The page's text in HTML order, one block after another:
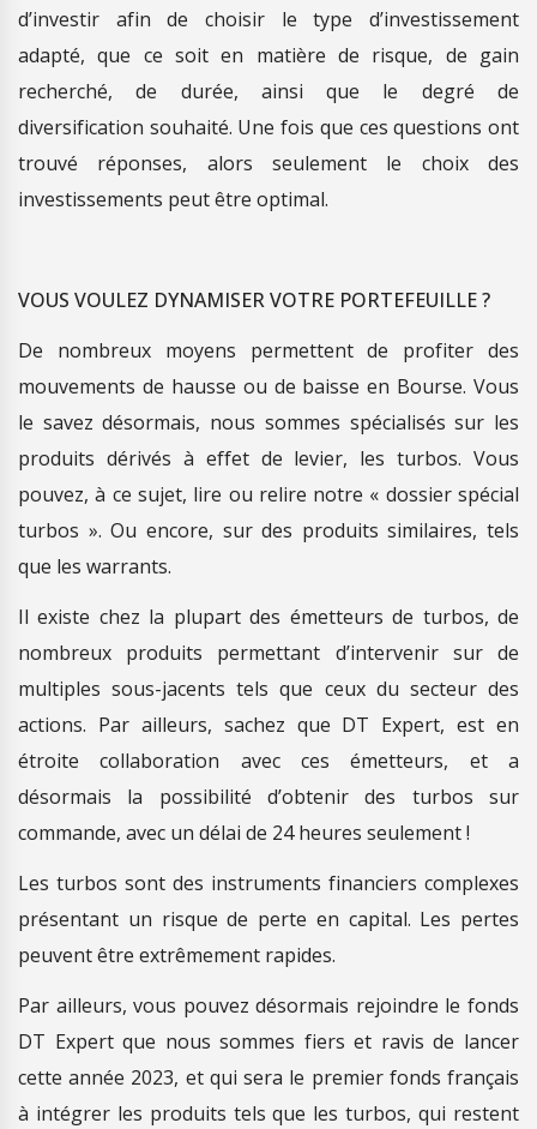
d’investir afin de choisir le type d’investissement
adapté, que ce soit en matière de risque, de gain
recherché, de durée, ainsi que le degré de
diversification souhaité. Une fois que ces questions ont
trouvé réponses, alors seulement le choix des
investissements peut être optimal.
VOUS VOULEZ DYNAMISER VOTRE PORTEFEUILLE ?
De nombreux moyens permettent de profiter des
mouvements de hausse ou de baisse en Bourse. Vous
le savez désormais, nous sommes spécialisés sur les
produits dérivés à effet de levier, les turbos. Vous
pouvez, à ce sujet, lire ou relire notre « dossier spécial
turbos ». Ou encore, sur des produits similaires, tels
que les warrants.
Il existe chez la plupart des émetteurs de turbos, de
nombreux produits permettant d’intervenir sur de
multiples sous-jacents tels que ceux du secteur des
actions. Par ailleurs, sachez que DT Expert, est en
étroite collaboration avec ces émetteurs, et a
désormais la possibilité d’obtenir des turbos sur
commande, avec un délai de 24 heures seulement !
Les turbos sont des instruments financiers complexes
présentant un risque de perte en capital. Les pertes
peuvent être extrêmement rapides.
Par ailleurs, vous pouvez désormais rejoindre le fonds
DT Expert que nous sommes fiers et ravis de lancer
cette année 2023, et qui sera le premier fonds français
à intégrer les produits tels que les turbos, qui restent